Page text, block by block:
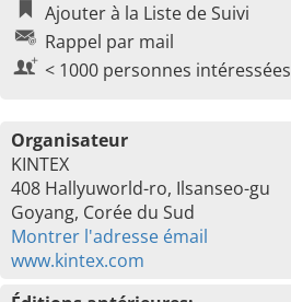
Ajouter à la Liste de Suivi
Rappel par mail
< 1000 personnes intéressées
Organisateur
KINTEX
408 Hallyuworld-ro, Ilsanseo-gu
Goyang, Corée du Sud
Montrer l'adresse émail
www.kintex.com